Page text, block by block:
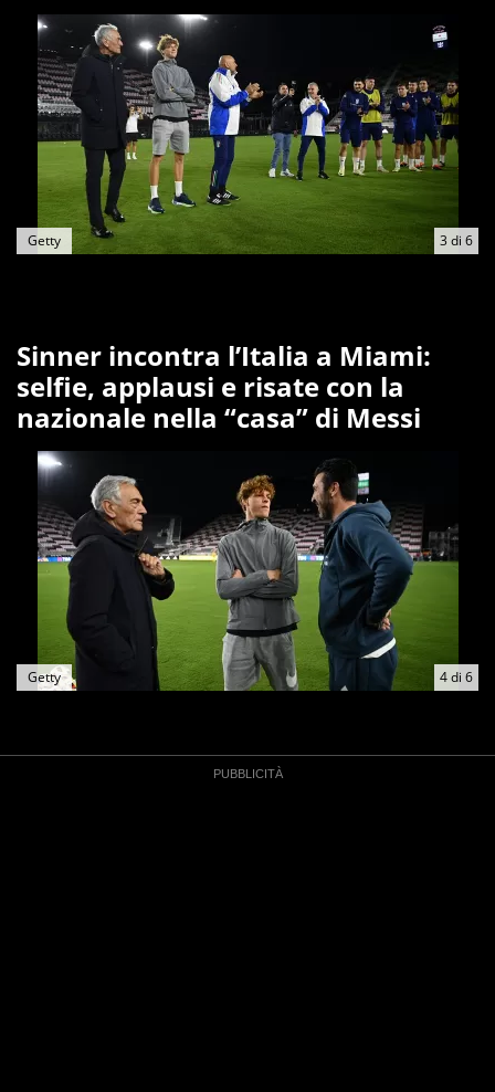
3 di 6
Getty
Sinner incontra l’Italia a Miami:
selfie, applausi e risate con la
nazionale nella “casa” di Messi
4di 6
Getty